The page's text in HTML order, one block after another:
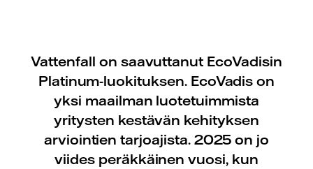
Vattenfall on saavuttanut EcoVadisin
Platinum-luokituksen. EcoVadis on
yksi maailman luotetuimmista
yritysten kestävän kehityksen
arviointien tarjoajista. 2025 on jo
viides peräkkäinen vuosi, kun